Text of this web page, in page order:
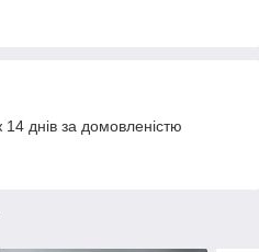
днів за домовленістю